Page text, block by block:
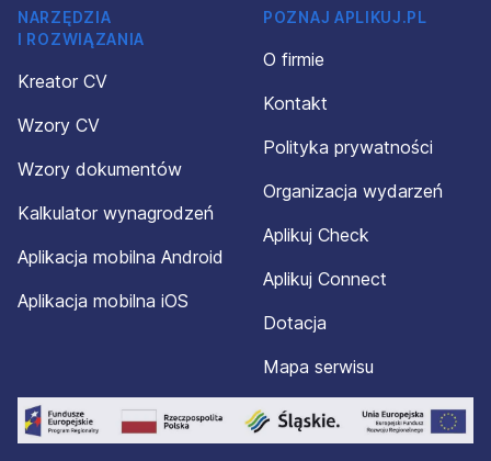
NARZĘDZIA
I ROZWIĄZANIA
Kreator CV
Wzory CV
Wzory dokumentów
Kalkulator wynagrodzeń
Aplikacja mobilna Android
Aplikacja mobilna iOS
POZNAJ APLIKUJ.PL
O firmie
Kontakt
Polityka prywatności
Organizacja wydarzeń
Aplikuj Check
Aplikuj Connect
Dotacja
Mapa serwisu